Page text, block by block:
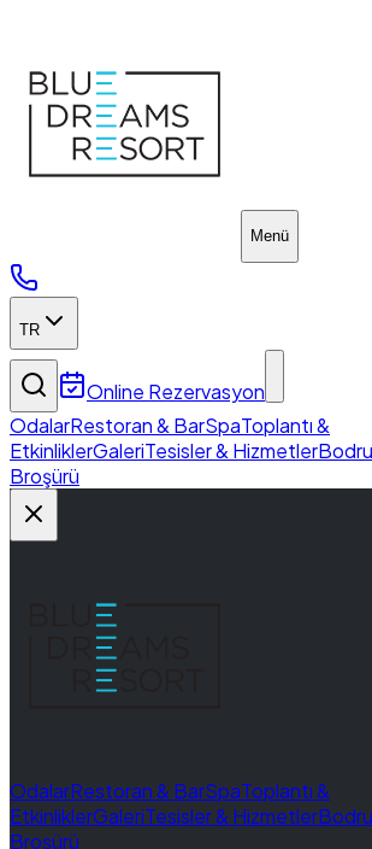
Menü
TR
Online Rezervasyon
OdalarRestoran & BarSpaToplantı &
EtkinliklerGaleriTesisler & Hizmetler
Broşürü
OdalarRestoran & BarSpaToplantı &
EtkinliklerGaleriTesisler & Hizmetler
Broşürü